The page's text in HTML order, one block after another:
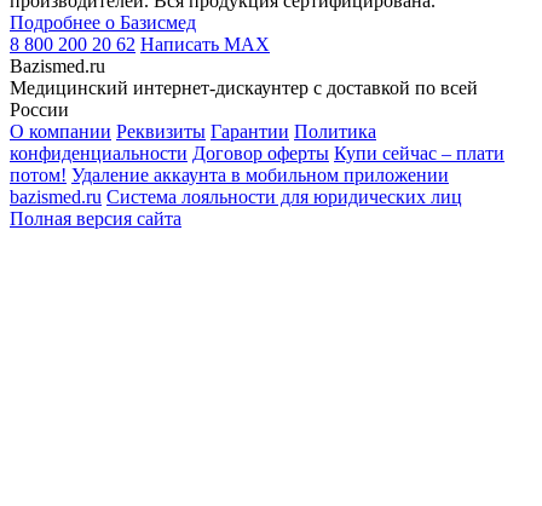
Подробнее о Базисмед
8 800 200 20 62 Написать MAX
Bazismed.ru
Медицинский интернет-дискаунтер с доставкой по всей
России
О компании Реквизиты Гарантии Политика
конфиденциальности Договор оферты Купи сейчас – плати
потом! Удаление аккаунта в мобильном приложении
bazismed.ru Система лояльности для юридических лиц
Полная версия сайта